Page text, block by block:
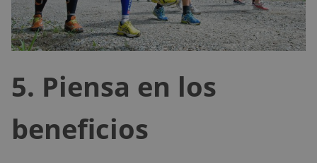
5. Piensa en los
beneficios